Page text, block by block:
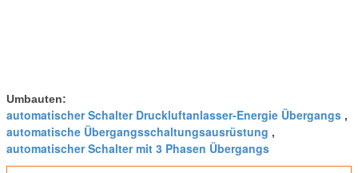
Umbauten:
automatischer Schalter Druckluftanlasser-Energie Übergangs ,
automatische Übergangsschaltungsausrüstung ,
automatischer Schalter mit 3 Phasen Übergangs